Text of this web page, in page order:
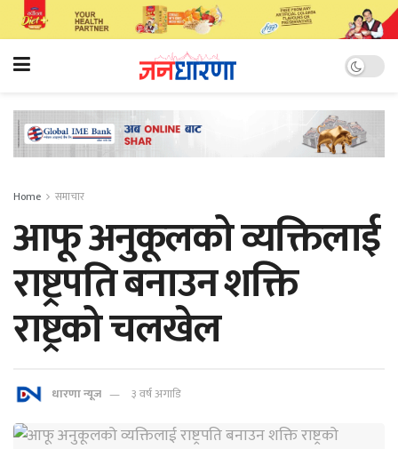
Home समाचार
आफू अनुकूलको व्यक्तिलाई
राष्ट्रपति बनाउन शक्ति
राष्ट्रको चलखेल
धारणा न्यूज ३ वर्ष अगाडि